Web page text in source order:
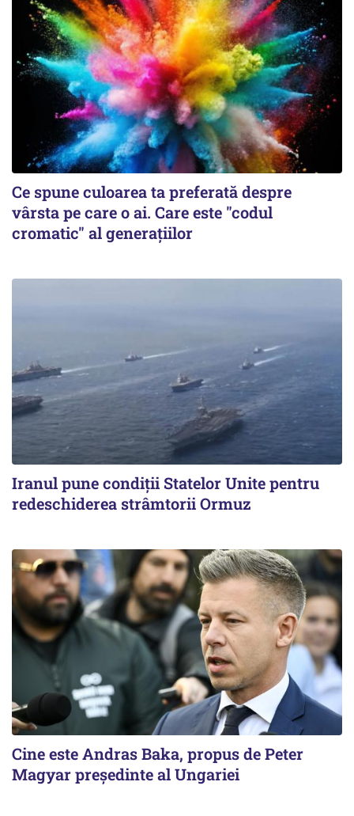
Ce spune culoarea ta preferată despre
vârsta pe care o ai. Care este "codul
cromatic" al generațiilor
Iranul pune condiții Statelor Unite pentru
redeschiderea strâmtorii Ormuz
Cine este Andras Baka, propus de Peter
Magyar președinte al Ungariei